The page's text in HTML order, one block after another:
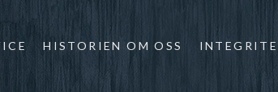
HISTORIEN OM OSS